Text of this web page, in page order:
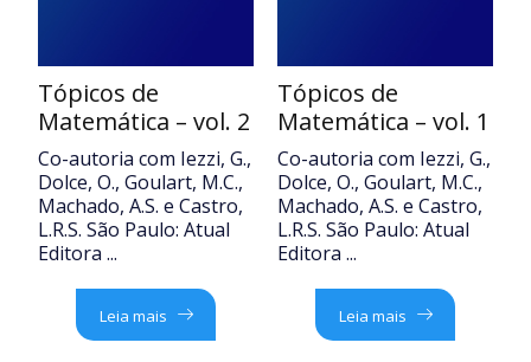
Tópicos de
Matemática – vol. 2
Co-autoria com Iezzi, G.,
Dolce, O., Goulart, M.C.,
Machado, A.S. e Castro,
L.R.S. São Paulo: Atual
Editora ...
Leia mais
Tópicos de
Matemática – vol. 1
Co-autoria com Iezzi, G.,
Dolce, O., Goulart, M.C.,
Machado, A.S. e Castro,
L.R.S. São Paulo: Atual
Editora ...
Leia mais